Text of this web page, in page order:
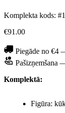
Komplekta kods:
€91.00
Piegāde no €4
Pašizņemšana
Komplektā:
Figūra: